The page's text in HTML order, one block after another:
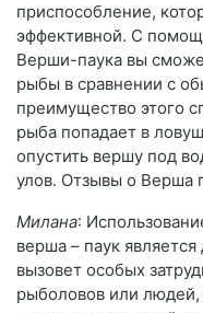
приспособление,
эффективной. С
Верши-паука вы
рыбы в сравнении с
преимущество этого
рыба попадает в
опустить вершу под
улов. Отзывы о Верша
Милана:
верша – паук
вызовет особых
рыболовов или